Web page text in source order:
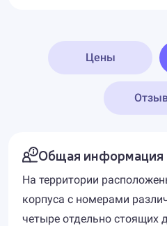
Цены
Общая информация
На территории
корпуса с номерами
четыре отдельно стоящих